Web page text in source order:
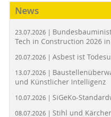
News
23.07.2026 |
Tech in Construction 2026
20.07.2026 | Asbest ist
13.07.2026 |
und Künstlicher Intelligenz
10.07.2026 | SiGeKo-
08.07.2026 | Stihl und